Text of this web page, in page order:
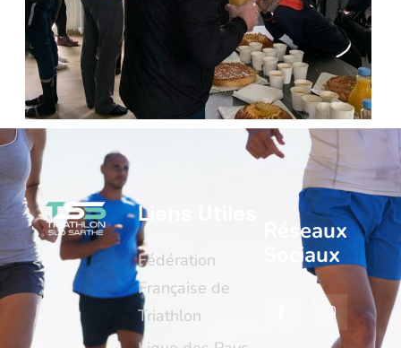
Liens Utiles
Fédération
Française de
Triathlon
Réseaux
Sociaux